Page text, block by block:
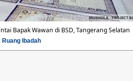
Bapak Wawan di BSD, Tangerang Selatan
Ruang Ibadah